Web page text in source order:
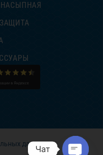
НАСЫПНАЯ
данных
Чат